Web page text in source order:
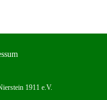
1911 e.V.